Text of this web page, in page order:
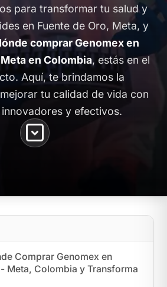
para transformar tu salud y
en Fuente de Oro, Meta, y
comprar Genomex en
en Colombia, estás en el
Aquí, te brindamos la
tu calidad de vida con
y efectivos.
Comprar Genomex en
Meta, Colombia y Transforma